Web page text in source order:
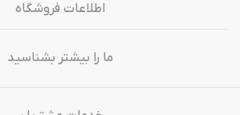
اطلاعات فروشگاه
ما را بیشتر بشناسید